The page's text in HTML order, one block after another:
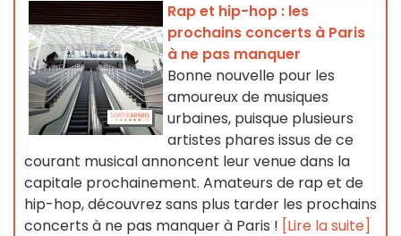
Rap et hip-hop : les
prochains concerts à Paris
à ne pas manquer
Bonne nouvelle pour les
amoureux de musiques
urbaines, puisque plusieurs
artistes phares issus de ce
courant musical annoncent leur venue dans la
capitale prochainement. Amateurs de rap et de
hip-hop, découvrez sans plus tarder les prochains
concerts à ne pas manquer à Paris ! [Lire la suite]